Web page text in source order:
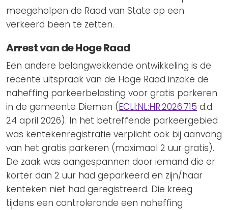
meegeholpen de Raad van State op een
verkeerd been te zetten.
Arrest van de Hoge Raad
Een andere belangwekkende ontwikkeling is de
recente uitspraak van de Hoge Raad inzake de
naheffing parkeerbelasting voor gratis parkeren
in de gemeente Diemen (ECLI:NL:HR:2026:715 d.d.
24 april 2026). In het betreffende parkeergebied
was kentekenregistratie verplicht ook bij aanvang
van het gratis parkeren (maximaal 2 uur gratis).
De zaak was aangespannen door iemand die er
korter dan 2 uur had geparkeerd en zijn/haar
kenteken niet had geregistreerd. Die kreeg
tijdens een controleronde een naheffing